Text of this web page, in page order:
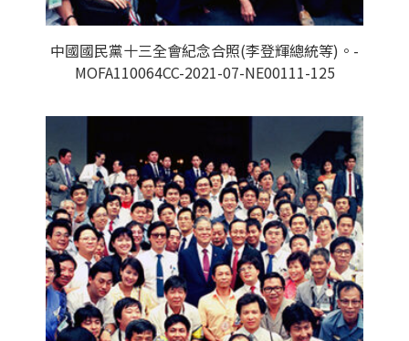
中國國民黨十三全會紀念合照(李登輝總統等)。-
MOFA110064CC-2021-07-NE00111-125